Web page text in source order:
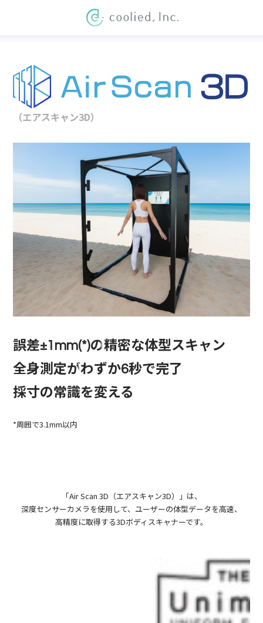
（エアスキャン3D）
誤差±1mm(*)の精密な体型スキャン​
全身測定がわずか6秒で完了
採寸の常識を変える​
*周囲で3.1mm以内
「Air Scan 3D（エアスキャン3D）」は、
深度センサーカメラを使用して、 ユーザーの体型データを高速、
高精度に取得する3Dボディスキャナーです。